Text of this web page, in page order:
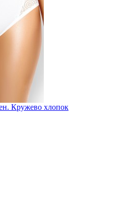
Кружево хлопок